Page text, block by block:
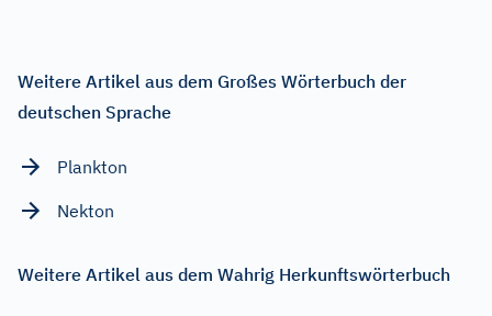
Weitere Artikel aus dem Großes Wörterbuch der
deutschen Sprache
Plankton
Nekton
Weitere Artikel aus dem Wahrig Herkunftswörterbuch